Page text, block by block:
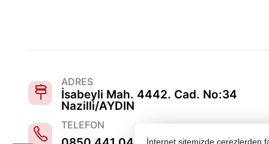
ADRES
İsabeyli Mah. 4442. Cad. No:34
Nazilli/AYDIN
TELEFON
İnternet sitemizde çerezlerden